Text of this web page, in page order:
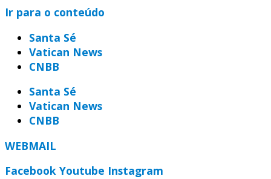
Ir para o conteúdo
Santa Sé
Vatican News
CNBB
Santa Sé
Vatican News
CNBB
WEBMAIL
Facebook Youtube Instagram